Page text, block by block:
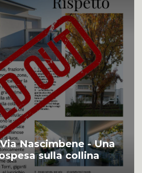
Nascimbene - Una
sulla collina